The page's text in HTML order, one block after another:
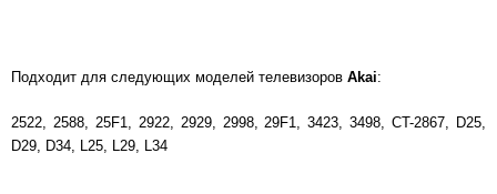
Подходит для следующих моделей телевизоров Akai:
2522, 2588, 25F1, 2922, 2929, 2998, 29F1, 3423, 3498, CT-2867, D25,
D29, D34, L25, L29, L34